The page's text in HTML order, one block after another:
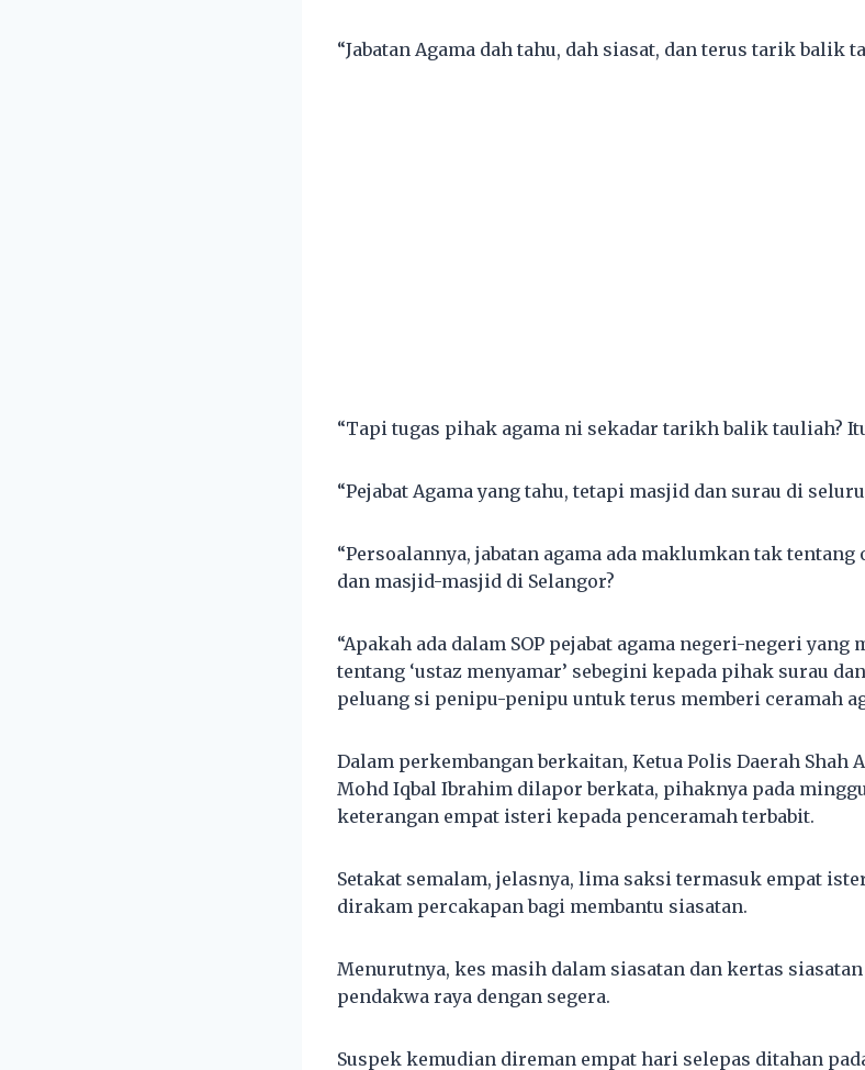
“Jabatan Agama dah tahu, dah siasat, dan terus tarik balik
“Tapi tugas pihak agama ni sekadar tarikh balik tauliah?
“Pejabat Agama yang tahu, tetapi masjid dan surau di
“Persoalannya, jabatan agama ada maklumkan tak
dan masjid-masjid di Selangor?
“Apakah ada dalam SOP pejabat agama negeri-negeri
tentang ‘ustaz menyamar’ sebegini kepada pihak surau
peluang si penipu-penipu untuk terus memberi ceramah
Dalam perkembangan berkaitan, Ketua Polis Daerah Shah
Mohd Iqbal Ibrahim dilapor berkata, pihaknya pada
keterangan empat isteri kepada penceramah terbabit.
Setakat semalam, jelasnya, lima saksi termasuk empat
dirakam percakapan bagi membantu siasatan.
Menurutnya, kes masih dalam siasatan dan kertas
pendakwa raya dengan segera.
Suspek kemudian direman empat hari selepas ditahan